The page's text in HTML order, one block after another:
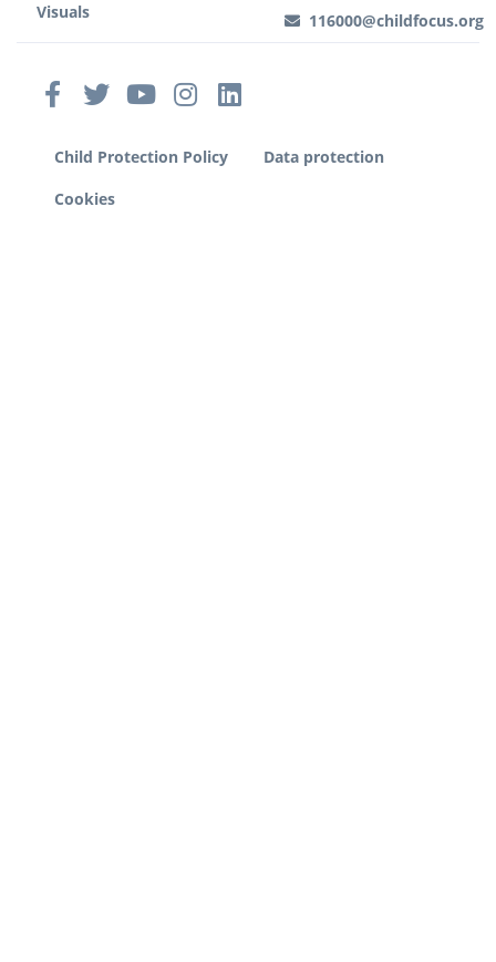
Visuals
116000@childfocus.org
Child Protection Policy
Data protection
Cookies